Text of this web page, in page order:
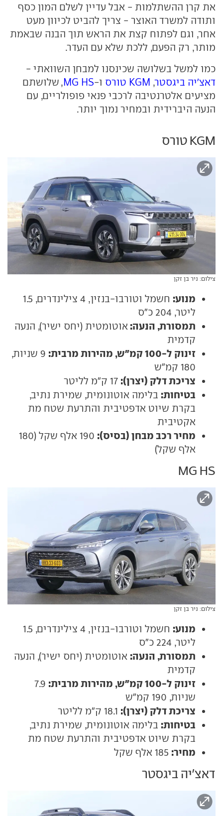
את קרן ההשתלמות - אבל עדיין לשלם המון כסף
ותודה למשרד האוצר - צריך להביט לכיוון מעט
אחר, וגם לפתוח קצת את הראש תוך הבנה שבאמת
מותר, רק הפעם, ללכת שלא עם העדר.
כמו למשל בשלושה שכינסנו למבחן השוואתי -
דאצ'יה ביגסטר, KGM טורס ו-MG HS, שלושתם
מציעים אלטרנטיבה לרכבי פנאי פופולריים, עם
הנעה היברידית ובמחיר נמוך יותר.
KGM טורס
צילום: ניר בן זקן
מנוע:
חשמל וטורבו-בנזין, 4 צילינדרים, 1.5
ליטר, 204 כ"ס
תמסורת, הנעה: אוטומטית (יחס ישיר), הנעה
קדמית
זינוק ל-100 קמ"ש, מהירות מרבית:
9 שניות,
180 קמ"ש
צריכת דלק (יצרן):
בטיחות: בלימה אוטונומית, שמירת נתיב,
בקרת שיוט אדפטיבית והתרעת שטח מת
אקטיבית
מחיר רכב מבחן (בסיס):
190 אלף שקל (180
אלף שקל)
MG HS
צילום: ניר בן זקן
מנוע:
חשמל וטורבו-בנזין, 4 צילינדרים, 1.5
ליטר, 224 כ"ס
תמסורת, הנעה: אוטומטית (יחס ישיר), הנעה
קדמית
זינוק ל-100 קמ"ש, מהירות מרבית:
7.9
שניות, 190 קמ"ש
צריכת דלק (יצרן):
בטיחות: בלימה אוטונומית, שמירת נתיב,
בקרת שיוט אדפטיבית והתרעת שטח מת
מחיר:
דאצ'יה ביגסטר